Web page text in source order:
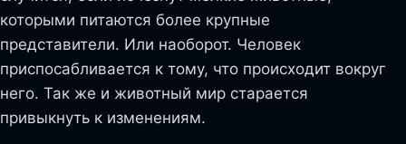
которыми питаются более крупные
представители. Или наоборот. Человек
приспосабливается к тому, что происходит вокруг
него. Так же и животный мир старается
привыкнуть к изменениям.